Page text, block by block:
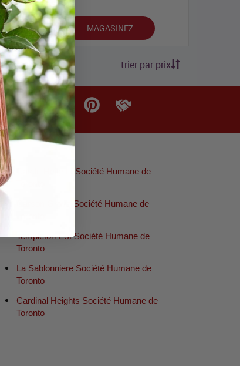
MAGASINEZ
trier par prix
Castle Heights Société Humane de
Carson Grove Société Humane de
Templeton-Est Société Humane de
Toronto
La Sablonniere Société Humane de
Toronto
Cardinal Heights Société Humane de
Toronto